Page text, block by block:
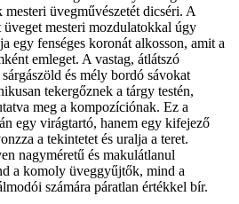
mesteri üvegművészetét dicséri. A
üveget mesteri mozdulatokkal úgy
egy fenséges koronát alkosson, amit a
emleget. A vastag, átlátszó
és mély bordó sávokat
tekergőznek a tárgy testén,
meg a kompozíciónak. Ez a
egy virágtartó, hanem egy kifejező
a tekintetet és uralja a teret.
nagyméretű és makulátlanul
a komoly üveggyűjtők, mind a
számára páratlan értékkel bír.